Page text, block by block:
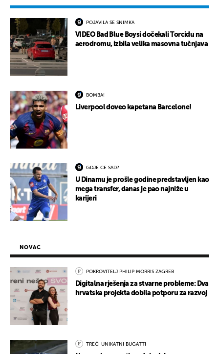
POJAVILA SE SNIMKA
VIDEO Bad Blue Boysi dočekali Torcidu na
aerodromu, izbila velika masovna tučnjava
BOMBA!
Liverpool doveo kapetana Barcelone!
GDJE ĆE SAD?
U Dinamu je prošle godine predstavljen kao
mega transfer, danas je pao najniže u
karijeri
NOVAC
POKROVITELJ PHILIP MORRIS ZAGREB
Digitalna rješenja za stvarne probleme: Dva
hrvatska projekta dobila potporu za razvoj
TREĆI UNIKATNI BUGATTI